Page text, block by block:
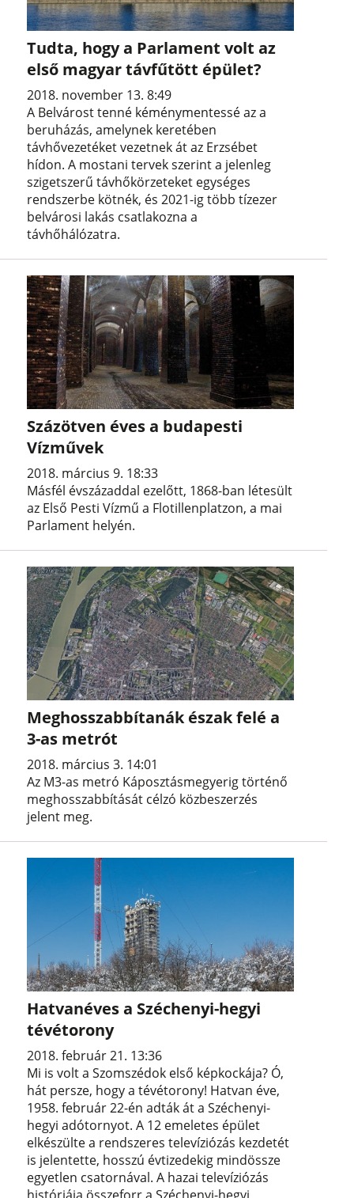
Tudta, hogy a Parlament volt az
első magyar távfűtött épület?
2018. november 13. 8:49
A Belvárost tenné kéménymentessé az a
beruházás, amelynek keretében
távhővezetéket vezetnek át az Erzsébet
hídon. A mostani tervek szerint a jelenleg
szigetszerű távhőkörzeteket egységes
rendszerbe kötnék, és 2021-ig több tízezer
belvárosi lakás csatlakozna a
távhőhálózatra.
Százötven éves a budapesti
Vízművek
2018. március 9. 18:33
Másfél évszázaddal ezelőtt, 1868-ban létesült
az Első Pesti Vízmű a Flotillenplatzon, a mai
Parlament helyén.
Meghosszabbítanák észak felé a
3-as metrót
2018. március 3. 14:01
Az M3-as metró Káposztásmegyerig történő
meghosszabbítását célzó közbeszerzés
jelent meg.
Hatvanéves a Széchenyi-hegyi
tévétorony
2018. február 21. 13:36
Mi is volt a Szomszédok első képkockája? Ó,
hát persze, hogy a tévétorony! Hatvan éve,
1958. február 22-én adták át a Széchenyi-
hegyi adótornyot. A 12 emeletes épület
elkészülte a rendszeres televíziózás kezdetét
is jelentette, hosszú évtizedekig mindössze
egyetlen csatornával. A hazai televíziózás